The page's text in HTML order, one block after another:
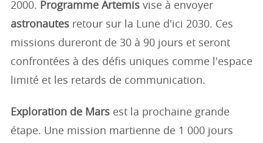
2000. Programme Artemis vise à envoyer
astronautes retour sur la Lune d'ici 2030. Ces
missions dureront de 30 à 90 jours et seront
confrontées à des défis uniques comme l'espace
limité et les retards de communication.
Exploration de Mars est la prochaine grande
étape. Une mission martienne de 1 000 jours